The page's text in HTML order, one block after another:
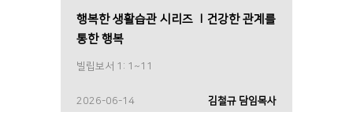
행복한 생활습관 시리즈 Ⅰ건강한 관계를
통한 행복
빌립보서 1: 1~11
2026-06-14 김철규 담임목사